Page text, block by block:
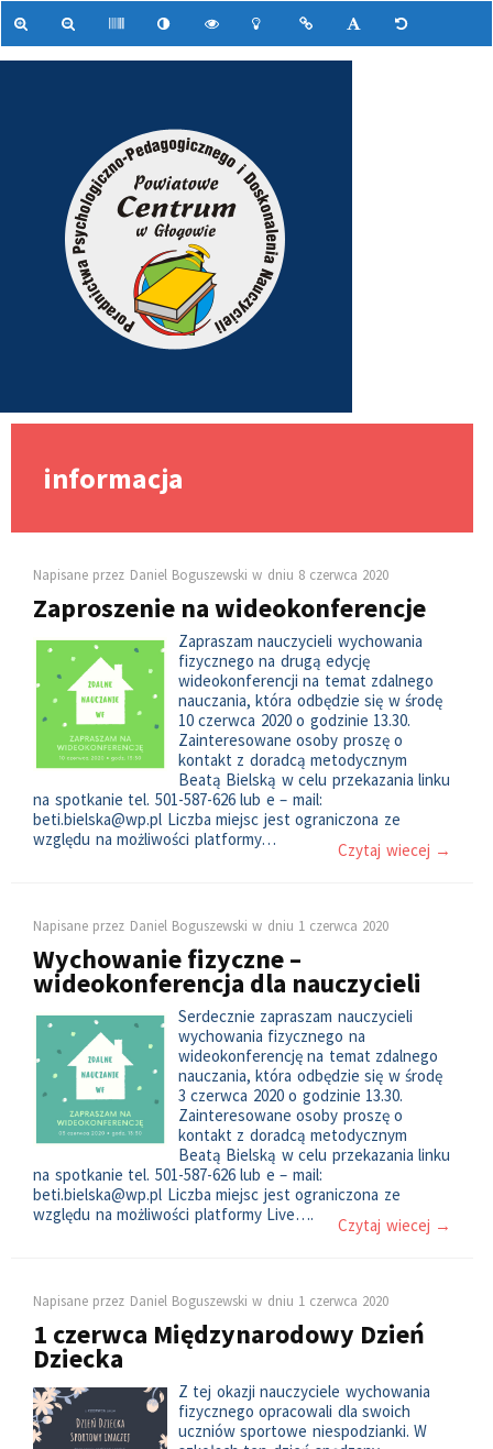
informacja
Napisane przez Daniel Boguszewskiw dniu 8 czerwca 2020
Zaproszenie na wideokonferencje
Zapraszam nauczycieli wychowania
fizycznego na drugą edycję
wideokonferencji na temat zdalnego
nauczania, która odbędzie się w środę
10 czerwca 2020 o godzinie 13.30.
Zainteresowane osoby proszę o
kontakt z doradcą metodycznym
Beatą Bielską w celu przekazania linku
na spotkanie tel. 501-587-626 lub e – mail:
beti.bielska@wp.pl Liczba miejsc jest ograniczona ze
względu na możliwości platformy…
Czytaj wiecej →
Napisane przez Daniel Boguszewskiw dniu 1 czerwca 2020
Wychowanie fizyczne –
wideokonferencja dla nauczycieli
Serdecznie zapraszam nauczycieli
wychowania fizycznego na
wideokonferencję na temat zdalnego
nauczania, która odbędzie się w środę
3 czerwca 2020 o godzinie 13.30.
Zainteresowane osoby proszę o
kontakt z doradcą metodycznym
Beatą Bielską w celu przekazania linku
na spotkanie tel. 501-587-626 lub e – mail:
beti.bielska@wp.pl Liczba miejsc jest ograniczona ze
względu na możliwości platformy Live….
Czytaj wiecej →
Napisane przez Daniel Boguszewskiw dniu 1 czerwca 2020
1 czerwca Międzynarodowy Dzień
Dziecka
Z tej okazji nauczyciele wychowania
fizycznego opracowali dla swoich
uczniów sportowe niespodzianki. W